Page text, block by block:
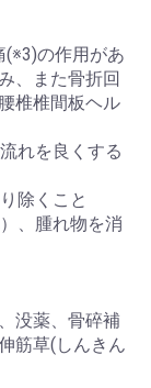
の作用があ
、また骨折回
椎椎間板ヘル
れを良くする
除くこと
、腫れ物を消
没薬、骨碎補
筋草(しんきん